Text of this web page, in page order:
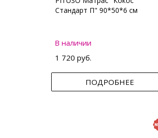
Стандарт П" 90*50*6 см
В наличии
1 720 руб.
ПОДРОБНЕЕ